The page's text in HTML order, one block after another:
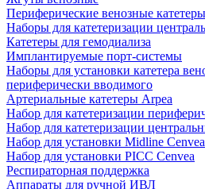
Периферические венозные катетеры
Наборы для катетеризации
Катетеры для гемодиализа
Имплантируемые порт‑системы
Наборы для установки катетера
периферически вводимого
Артериальные катетеры Arpea
Набор для катетеризации
Набор для катетеризации
Набор для установки Midline Cenvea
Набор для установки PICC Cenvea
Респираторная поддержка
Аппараты для ручной ИВЛ